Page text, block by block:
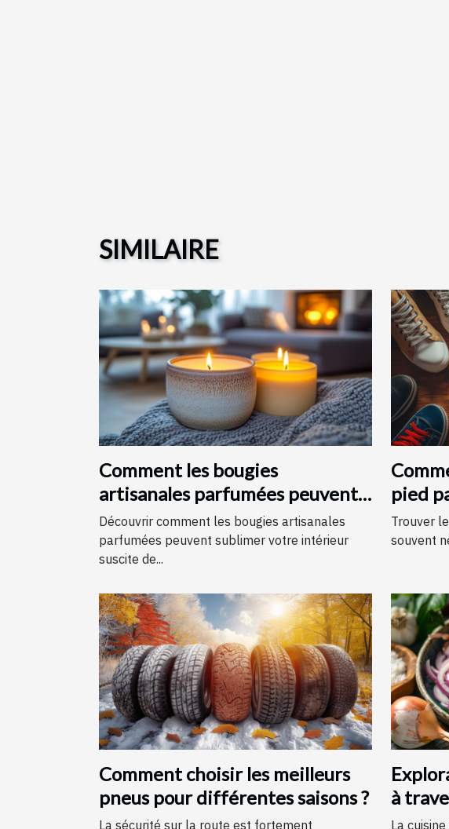
SIMILAIRE
Comment les bougies
artisanales parfumées peuvent
améliorer votre intérieur
Découvrir comment les bougies artisanales
parfumées peuvent sublimer votre intérieur
suscite de...
pied
de
Trouver
souvent
Comment choisir les meilleurs
pneus pour différentes saisons ?
La sécurité sur la route est fortement
à
La